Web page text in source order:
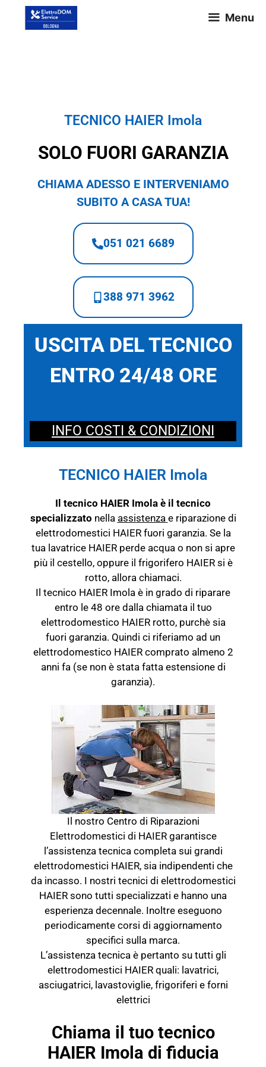
Menu
TECNICO HAIER Imola
SOLO FUORI GARANZIA
CHIAMA ADESSO E INTERVENIAMO
SUBITO A CASA TUA!
051 021 6689
388 971 3962
USCITA DEL TECNICO
ENTRO 24/48 ORE
INFO COSTI & CONDIZIONI
TECNICO HAIER Imola
Il tecnico HAIER Imola è il tecnico
specializzato nella assistenza e riparazione di
elettrodomestici HAIER fuori garanzia. Se la
tua lavatrice HAIER perde acqua o non si apre
più il cestello, oppure il frigorifero HAIER si è
rotto, allora chiamaci.
Il tecnico HAIER Imola è in grado di riparare
entro le 48 ore dalla chiamata il tuo
elettrodomestico HAIER rotto, purchè sia
fuori garanzia. Quindi ci riferiamo ad un
elettrodomestico HAIER comprato almeno 2
anni fa (se non è stata fatta estensione di
garanzia).
Il nostro Centro di Riparazioni
Elettrodomestici di HAIER garantisce
l’assistenza tecnica completa sui grandi
elettrodomestici HAIER, sia indipendenti che
da incasso. I nostri tecnici di elettrodomestici
HAIER sono tutti specializzati e hanno una
esperienza decennale. Inoltre eseguono
periodicamente corsi di aggiornamento
specifici sulla marca.
L’assistenza tecnica è pertanto su tutti gli
elettrodomestici HAIER quali: lavatrici,
asciugatrici, lavastoviglie, frigoriferi e forni
elettrici
Chiama il tuo tecnico
HAIER Imola di fiducia